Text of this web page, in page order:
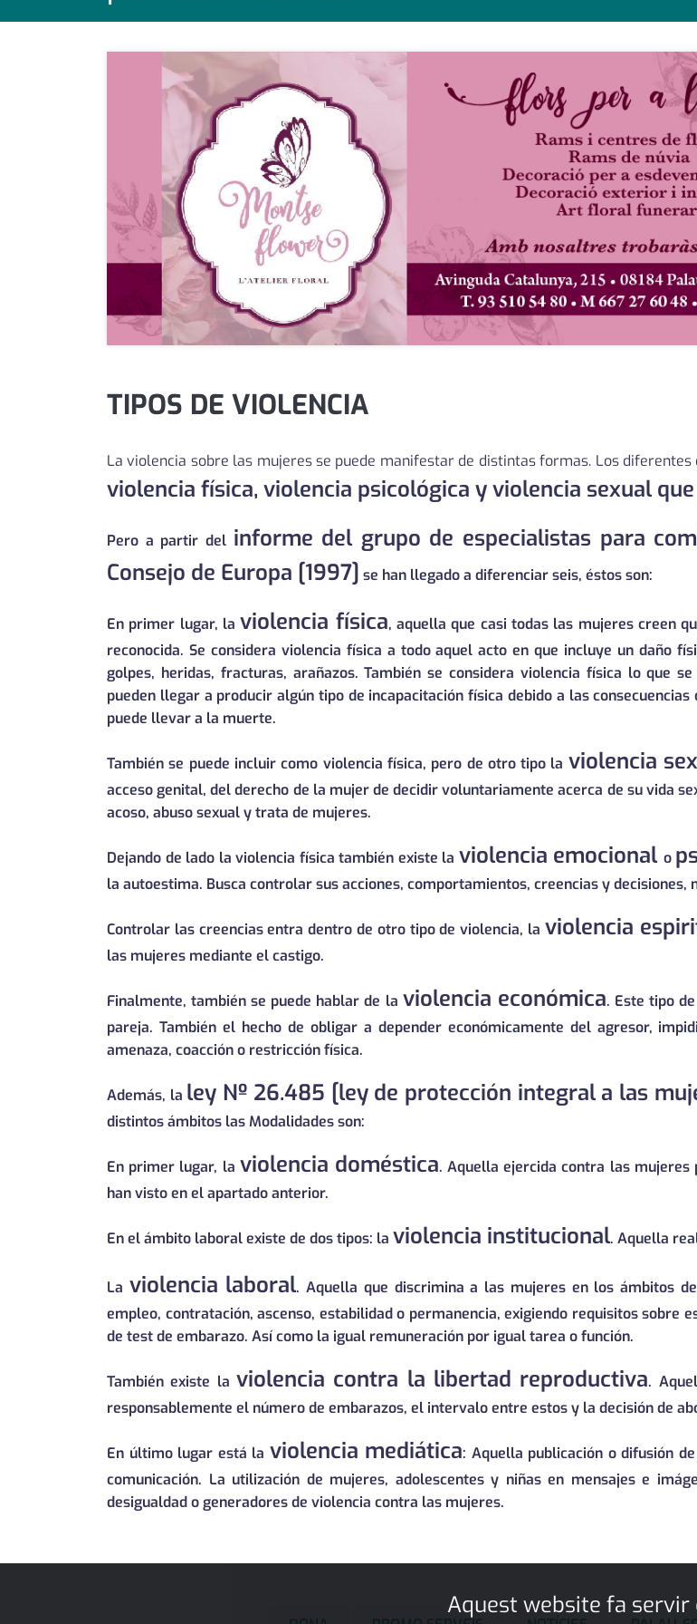
política
promo serveis
reportatge
salut
serveis
societat
successos
urbanisme
editorial
TIPOS DE VIOLENCIA
La violencia sobre las mujeres se puede manifestar de distintas formas. Los
violencia física, violencia psicológica yviolencia sexual
Pero a partir del informe del grupo de especialistas para
Consejo de Europa [1997] se han llegado a diferenciar seis, éstos son:
En primer lugar, laviolencia física, aquella que casi todas las mujeres creen
reconocida. Se considera violencia física a todo aquel acto en que incluye un daño
golpes, heridas, fracturas, arañazos. También se considera violencia física lo que
pueden llegar a producir algún tipo de incapacitación física debido a las
puede llevar a la muerte.
También se puede incluir como violencia física, pero de otro tipo la violencia
acceso genital, del derecho de la mujer de decidir voluntariamente acerca de su vida
acoso, abuso sexual y trata de mujeres.
Dejando de lado la violencia física también existe la violencia emocional o
la autoestima. Busca controlar sus acciones, comportamientos, creencias y decisiones,
Controlar las creencias entra dentro de otro tipo de violencia, la violencia
las mujeres mediante el castigo.
Finalmente, también se puede hablar de la violencia económica. Este tipo
pareja. También el hecho de obligar a depender económicamente del agresor,
amenaza, coacción o restricción física.
Además, la ley Nº 26.485 [ley de protección integral a las
distintos ámbitos las Modalidades son:
En primer lugar, la violencia doméstica. Aquella ejercida contra las
han visto en el apartado anterior.
En el ámbito laboral existe de dos tipos: la violencia institucional. Aquella
La violencia laboral. Aquella que discrimina a las mujeres en los ámbitos
empleo, contratación, ascenso, estabilidad o permanencia, exigiendo requisitos sobre
de test de embarazo. Así como la igual remuneración por igual tarea o función.
También existe la violencia contra la libertad reproductiva.
responsablemente el número de embarazos, el intervalo entre estos y la decisión de
En último lugar está la violencia mediática: Aquella publicación o difusión
comunicación. La utilización de mujeres, adolescentes y niñas en mensajes e
desigualdad o generadores de violencia contra las mujeres.
Aquest website fa servir